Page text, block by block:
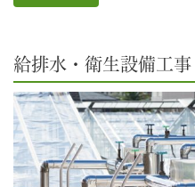
給排水・衛生設備工事